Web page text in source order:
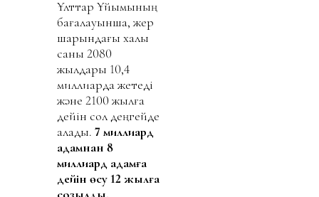
Ұлттар Ұйымының
бағалауынша, жер
шарындағы халық
саны 2080
жылдары 10,4
миллиардқа жетеді
және 2100 жылға
дейін сол деңгейде
қалады. 7 миллиард
адамнан 8
миллиард адамға
дейін өсу 12 жылға